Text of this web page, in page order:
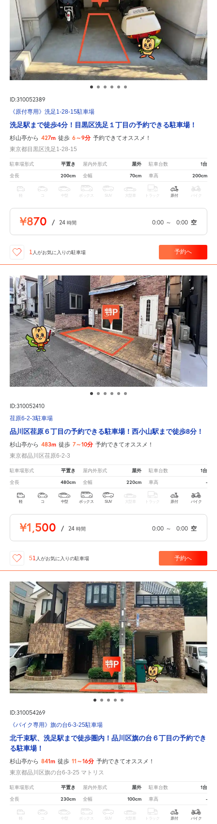
ID:310052389
《原付専用》洗足1-28-15駐車場
洗足駅まで徒歩4分！目黒区洗足１丁目の予約できる駐車場！
杉山亭から 427m 徒歩 6～9分 予約できてオススメ！
東京都目黒区洗足1-28-15
駐車場形式 平置き 屋内外形式 屋外 駐車台数 1台
全長 200cm 全幅 70cm 車高 200cm
軽 中型 ボックス SUV 大型車 トラック 原付 バイク
¥870 / 24 時間 0:00 ～ 0:00 空
1 人がお気に入りの駐車場 予約へ
ID:310052410
荏原6-2-3駐車場
品川区荏原６丁目の予約できる駐車場！西小山駅まで徒歩8分！
杉山亭から 483m 徒歩 7～10分 予約できてオススメ！
東京都品川区荏原6-2-3
駐車場形式 平置き 屋内外形式 屋外 駐車台数 1台
全長 480cm 全幅 220cm 車高 -
軽 コ 中型 ボックス SUV 大型車 トラック 原付 バイク
¥1,500 / 24 時間 0:00 ～ 0:00 空
51 人がお気に入りの駐車場 予約へ
ID:310054269
《バイク専用》旗の台6-3-25駐車場
北千束駅、洗足駅まで徒歩圏内！品川区旗の台６丁目の予約でき
る駐車場！
杉山亭から 841m 徒歩 11～16分 予約できてオススメ！
東京都品川区旗の台6-3-25 マトリス
駐車場形式 平置き 屋内外形式 屋外 駐車台数 1台
全長 230cm 全幅 100cm 車高 -
軽 中型 ボックス SUV 大型車 トラック 原付 バイク